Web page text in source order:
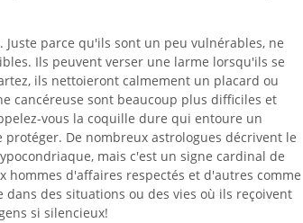
parce qu'ils sont un peu vulnérables, ne
Ils peuvent verser une larme lorsqu'ils se
ils nettoieront calmement un placard ou
cancéreuse sont beaucoup plus difficiles et
vous la coquille dure qui entoure un
De nombreux astrologues décrivent le
mais c'est un signe cardinal de
hommes d'affaires respectés et d'autres comme
des situations ou des vies où ils reçoivent
si silencieux!